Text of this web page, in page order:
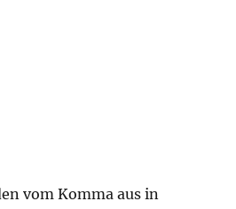
vom Komma aus in